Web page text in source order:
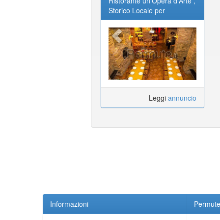
Storico Locale per
Matrimoni, Cerimonie,
Compleanni, Feste ,
meetings
Leggi annuncio
Informazioni